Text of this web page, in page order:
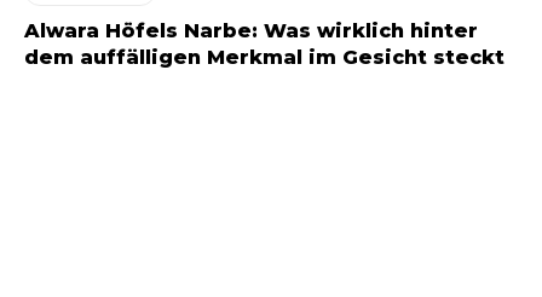
Alwara Höfels Narbe: Was wirklich hinter
dem auffälligen Merkmal im Gesicht steckt